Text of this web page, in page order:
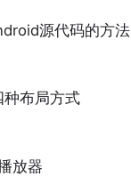
源代码的方法
种布局方式
放器